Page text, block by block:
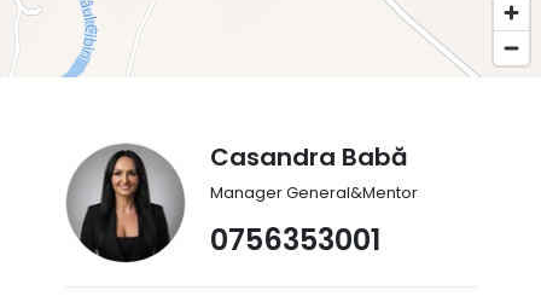
Casandra Babă
Manager General&Mentor
0756353001